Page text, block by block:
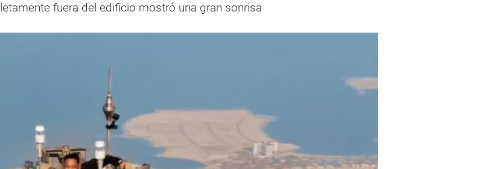
fuera del edificio mostró una gran sonrisa